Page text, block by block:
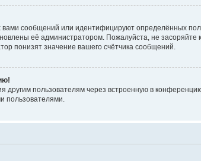
сообщений или идентифицируют определённых
её администратором. Пожалуйста, не
понизят значение вашего счётчика сообщений.
другим пользователям через встроенную в
пользователями.